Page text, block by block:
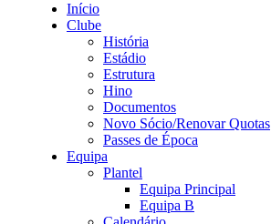
Início
Clube
História
Estádio
Estrutura
Hino
Documentos
Novo Sócio/Renovar Quotas
Passes de Época
Equipa
Plantel
Equipa Principal
Equipa B